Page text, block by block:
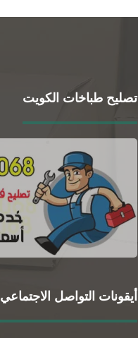
تصليح طباخات الكويت
أيقونات التواصل الاجتماعي